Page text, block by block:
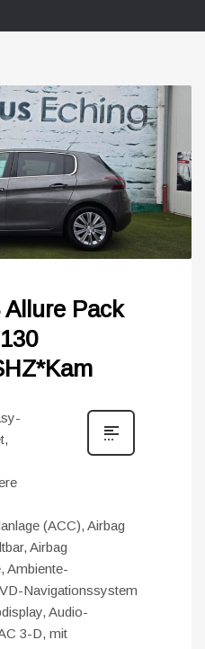
Allure Pack
(ACC), Airbag
Airbag
Ambiente-
Navigationssystem
Audio-
3-D, mit